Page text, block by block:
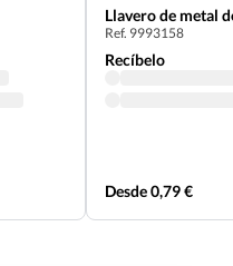
Llavero de metal
Ref. 9993158
Recíbelo
Desde 0,79 €